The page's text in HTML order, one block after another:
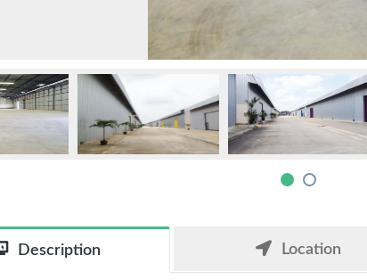
Description Location